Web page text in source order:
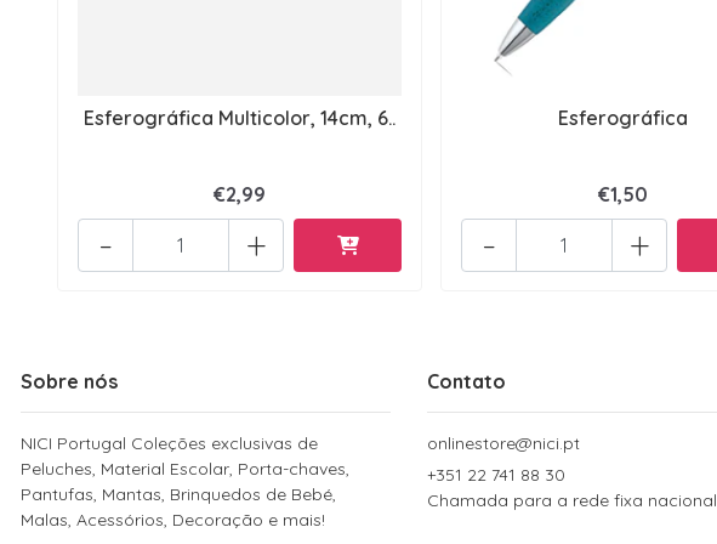
Esferográfica Multicolor, 14cm, 6..
€2,99
+
-
Esferográfica
€1,50
+
-
Sobre nós
NICI Portugal Coleções exclusivas de
Peluches, Material Escolar, Porta-chaves,
Pantufas, Mantas, Brinquedos de Bebé,
Malas, Acessórios, Decoração e mais!
Contato
onlinestore@nici.pt
+351 22 741 88 30
Chamada para a rede fixa nacional